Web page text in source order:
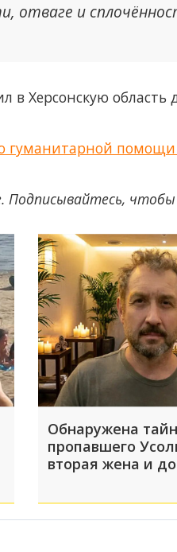
и
в Херсонскую
помощи
Подписывайтесь,
Обнаружена
пропавшего
вторая жена и